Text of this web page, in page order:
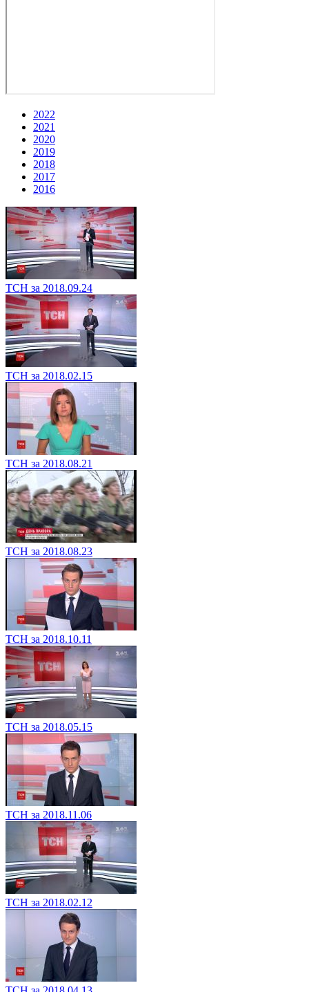
2022
2021
2020
2019
2018
2017
2016
ТСН за 2018.09.24
ТСН за 2018.02.15
ТСН за 2018.08.21
ТСН за 2018.08.23
ТСН за 2018.10.11
ТСН за 2018.05.15
ТСН за 2018.11.06
ТСН за 2018.02.12